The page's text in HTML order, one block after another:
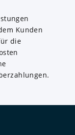
Kunden
die